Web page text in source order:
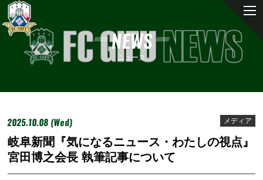
NEWS
ニュース
2025.10.08 (Wed) メディア
岐阜新聞『気になるニュース・わたしの視点』
宮田博之会長 執筆記事について